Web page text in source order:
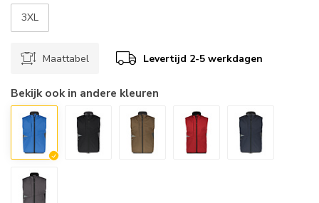
3XL
Maattabel Levertijd 2-5 werkdagen
Bekijk ook in andere kleuren